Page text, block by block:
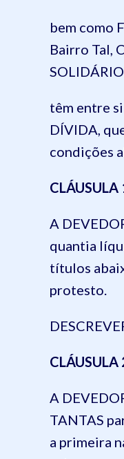
bem como
Bairro Tal,
têm entre
DÍVIDA,
condições
CLÁUSULA
A
quantia
títulos
protesto.
CLÁUSULA
A
TANTAS
a primeira